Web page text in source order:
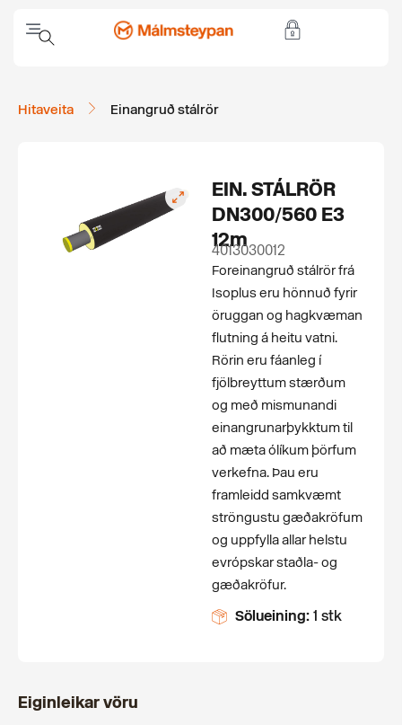
Hitaveita Einangruð stálrör
EIN. STÁLRÖR
DN300/560 E3
12m
4013030012
For­einangruð stálrör frá
Isoplus eru hönnuð fyrir
öruggan og hagkvæman
flutning á heitu vatni.
Rörin eru fáanleg í
fjölbreyttum stærðum
og með mismunandi
einangrunarþykktum til
að mæta ólíkum þörfum
verkefna. Þau eru
framleidd samkvæmt
ströngustu gæðakröfum
og uppfylla allar helstu
evrópskar staðla- og
gæðakröfur.
Sölueining:1 stk
Eiginleikar vöru